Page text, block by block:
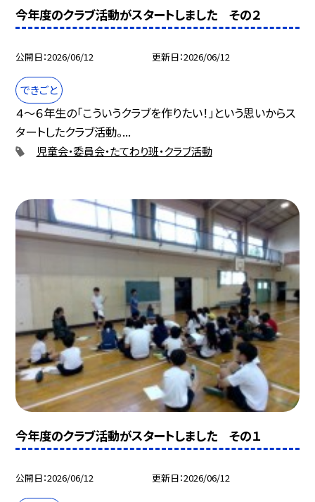
今年度のクラブ活動がスタートしました その２
公開日 2026/06/12 更新日 2026/06/12
できごと
４～６年生の「こういうクラブを作りたい！」という思いからス
タートしたクラブ活動。...
児童会・委員会・たてわり班・クラブ活動
今年度のクラブ活動がスタートしました その１
公開日 2026/06/12 更新日 2026/06/12